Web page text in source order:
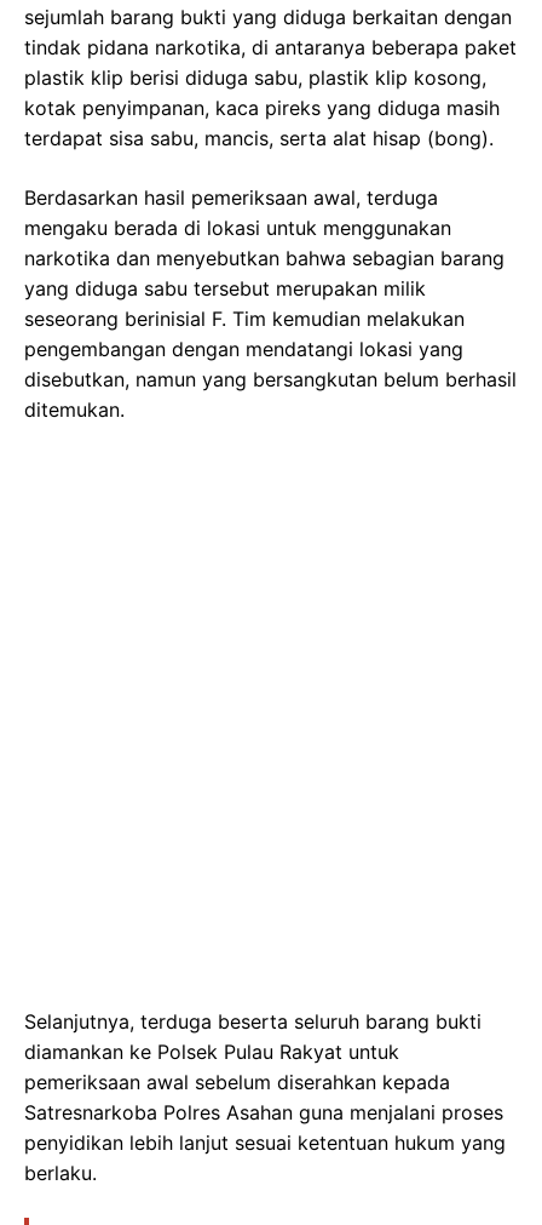
sejumlah barang bukti yang diduga berkaitan dengan
tindak pidana narkotika, di antaranya beberapa paket
plastik klip berisi diduga sabu, plastik klip kosong,
kotak penyimpanan, kaca pireks yang diduga masih
terdapat sisa sabu, mancis, serta alat hisap (bong).
Berdasarkan hasil pemeriksaan awal, terduga
mengaku berada di lokasi untuk menggunakan
narkotika dan menyebutkan bahwa sebagian barang
yang diduga sabu tersebut merupakan milik
seseorang berinisial F. Tim kemudian melakukan
pengembangan dengan mendatangi lokasi yang
disebutkan, namun yang bersangkutan belum berhasil
ditemukan.
Selanjutnya, terduga beserta seluruh barang bukti
diamankan ke Polsek Pulau Rakyat untuk
pemeriksaan awal sebelum diserahkan kepada
Satresnarkoba Polres Asahan guna menjalani proses
penyidikan lebih lanjut sesuai ketentuan hukum yang
berlaku.